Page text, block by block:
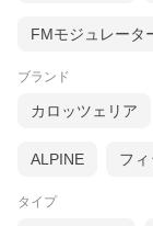
FMモジュレータ
ブランド
カロッツェリア
ALPINE フィ
タイプ